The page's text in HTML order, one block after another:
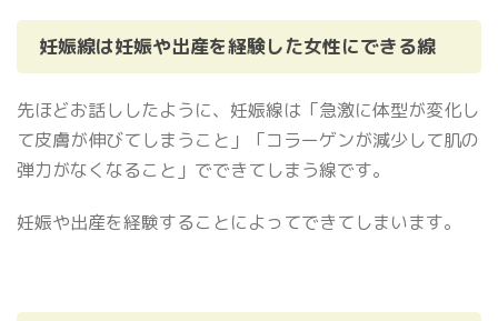
妊娠線は妊娠や出産を経験した女性にできる線
先ほどお話ししたように、妊娠線は「急激に体型が変化し
て皮膚が伸びてしまうこと」「コラーゲンが減少して肌の
弾力がなくなること」でできてしまう線です。
妊娠や出産を経験することによってできてしまいます。